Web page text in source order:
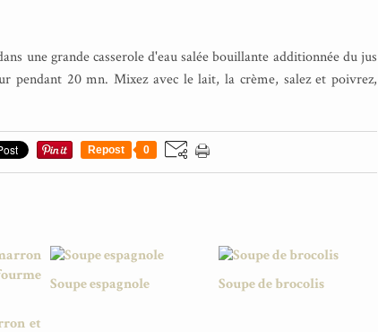
une grande casserole d'eau salée bouillante additionnée du jus
pendant 20 mn. Mixez avec le lait, la crème, salez et poivrez,
Repost 0
et
Soupe espagnole Soupe de brocolis